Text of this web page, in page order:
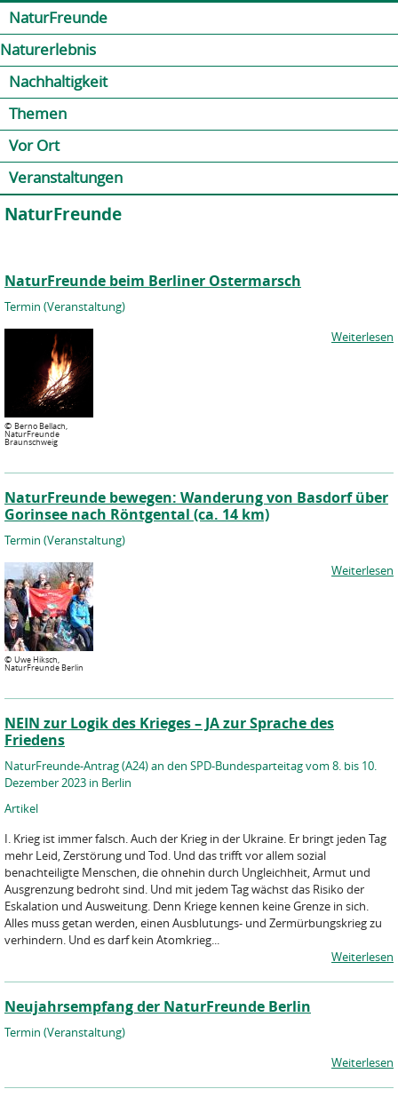
NaturFreunde
Naturerlebnis
Nachhaltigkeit
Themen
Vor Ort
Veranstaltungen
NaturFreunde
NaturFreunde beim Berliner Ostermarsch
Termin (Veranstaltung)
© Berno Bellach,
NaturFreunde
Braunschweig
Weiterlesen
NaturFreunde bewegen: Wanderung von Basdorf über
Gorinsee nach Röntgental (ca. 14 km)
Termin (Veranstaltung)
© Uwe Hiksch,
NaturFreunde Berlin
Weiterlesen
NEIN zur Logik des Krieges – JA zur Sprache des
Friedens
NaturFreunde-Antrag (A24) an den SPD-Bundesparteitag vom 8. bis 10.
Dezember 2023 in Berlin
Artikel
I. Krieg ist immer falsch. Auch der Krieg in der Ukraine. Er bringt jeden Tag
mehr Leid, Zerstörung und Tod. Und das trifft vor allem sozial
benachteiligte Menschen, die ohnehin durch Ungleichheit, Armut und
Ausgrenzung bedroht sind. Und mit jedem Tag wächst das Risiko der
Eskalation und Ausweitung. Denn Kriege kennen keine Grenze in sich.
Alles muss getan werden, einen Ausblutungs- und Zermürbungskrieg zu
verhindern. Und es darf kein Atomkrieg...
Weiterlesen
Neujahrsempfang der NaturFreunde Berlin
Termin (Veranstaltung)
Weiterlesen